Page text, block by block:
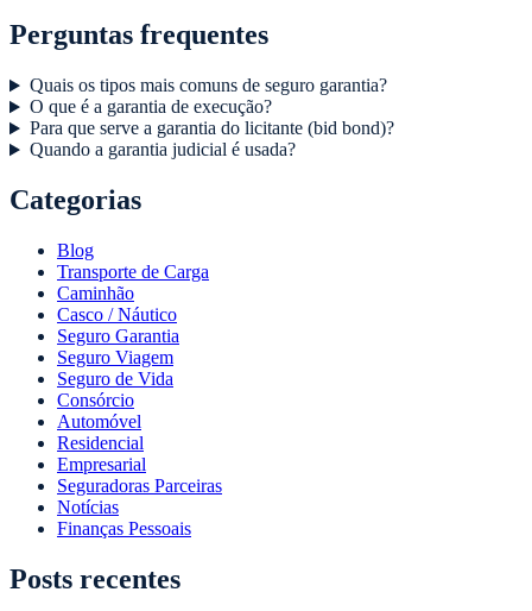
Perguntas frequentes
Quais os tipos mais comuns de seguro garantia?
O que é a garantia de execução?
Para que serve a garantia do licitante (bid bond)?
Quando a garantia judicial é usada?
Categorias
Blog
Transporte de Carga
Caminhão
Casco / Náutico
Seguro Garantia
Seguro Viagem
Seguro de Vida
Consórcio
Automóvel
Residencial
Empresarial
Seguradoras Parceiras
Notícias
Finanças Pessoais
Posts recentes